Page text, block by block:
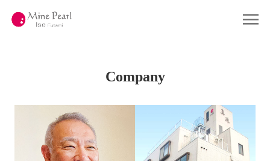
Company 会社概要
About Pearl
店舗情報
Company